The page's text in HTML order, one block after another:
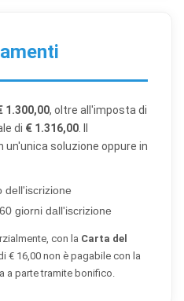
1.300,00, oltre all'imposta di
di € 1.316,00
un'unica soluzione oppure in
dell'iscrizione
giorni dall'iscrizione
con la Carta del
€ 16,00 non è pagabile con la
a parte tramite bonifico.